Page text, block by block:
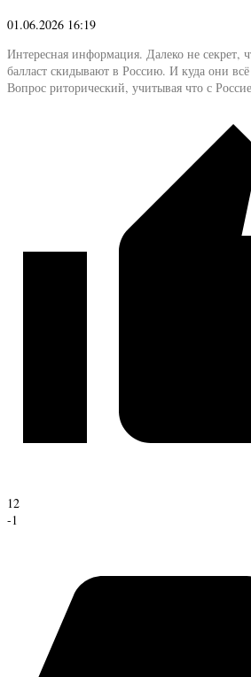
01.06.2026 16:19
Интересная информация. Далеко не секрет,
балласт скидывают в Россию. И куда они всё
Вопрос риторический, учитывая что с
12
-1